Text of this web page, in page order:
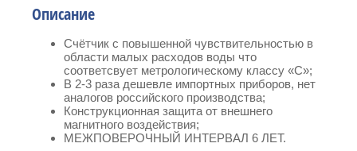
Описание
Счётчик с повышенной чувствительностью в
области малых расходов воды что
соответсвует метрологическому классу «C»;
В 2-3 раза дешевле импортных приборов, нет
аналогов российского производства;
Конструкционная защита от внешнего
магнитного воздействия;
МЕЖПОВЕРОЧНЫЙ ИНТЕРВАЛ 6 ЛЕТ.